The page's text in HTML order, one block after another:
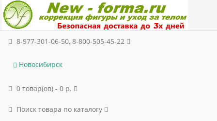
8-977-301-06-50, 8-800-505-45-22
Новосибирск
0 товар(ов) - 0 р.
Поиск товара по каталогу